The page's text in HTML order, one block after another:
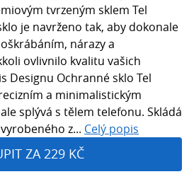
tvrzeným sklem Tel
je navrženo tak, aby dokonale
nárazy a
ovlivnilo kvalitu vašich
Designu Ochranné sklo Tel
a minimalistickým
splývá s tělem telefonu. Skládá
z... Celý popis
ZA 229 KČ